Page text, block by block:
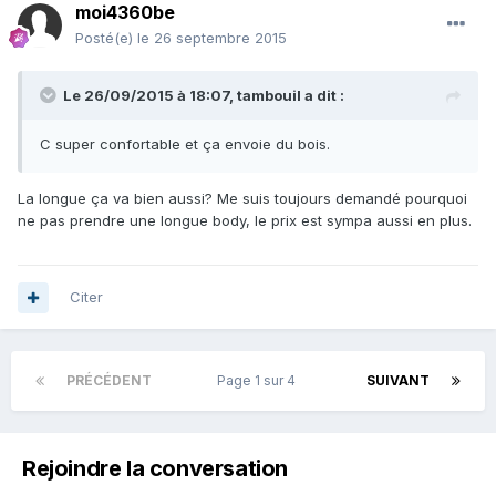
moi4360be
Posté(e) le 26 septembre 2015
Le 26/09/2015 à 18:07, tambouil a dit :
C super confortable et ça envoie du bois.
La longue ça va bien aussi? Me suis toujours demandé pourquoi
ne pas prendre une longue body, le prix est sympa aussi en plus.
Citer
PRÉCÉDENT SUIVANT
Page 1 sur 4
Rejoindre la conversation